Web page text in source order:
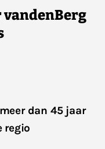
vandenBerg
dan 45 jaar
regio